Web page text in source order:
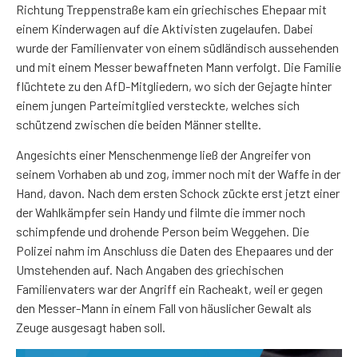
Richtung Treppenstraße kam ein griechisches Ehepaar mit
einem Kinderwagen auf die Aktivisten zugelaufen. Dabei
wurde der Familienvater von einem südländisch aussehenden
und mit einem Messer bewaffneten Mann verfolgt. Die Familie
flüchtete zu den AfD-Mitgliedern, wo sich der Gejagte hinter
einem jungen Parteimitglied versteckte, welches sich
schützend zwischen die beiden Männer stellte.
Angesichts einer Menschenmenge ließ der Angreifer von
seinem Vorhaben ab und zog, immer noch mit der Waffe in der
Hand, davon. Nach dem ersten Schock zückte erst jetzt einer
der Wahlkämpfer sein Handy und filmte die immer noch
schimpfende und drohende Person beim Weggehen. Die
Polizei nahm im Anschluss die Daten des Ehepaares und der
Umstehenden auf. Nach Angaben des griechischen
Familienvaters war der Angriff ein Racheakt, weil er gegen
den Messer-Mann in einem Fall von häuslicher Gewalt als
Zeuge ausgesagt haben soll.